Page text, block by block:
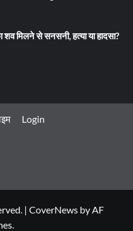
मिलने से सनसनी, हत्या या हादसा?
Login
| CoverNews by AF